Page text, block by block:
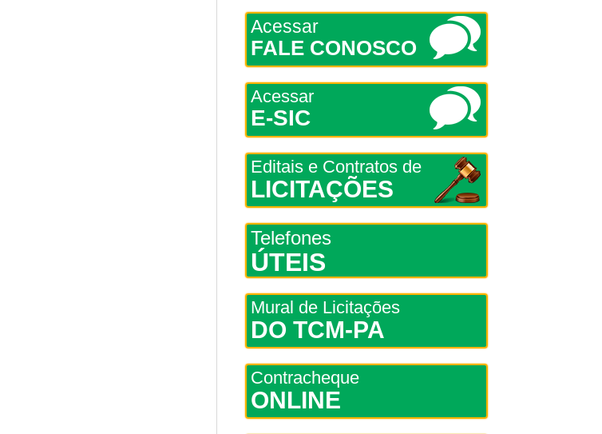
Acessar
FALE CONOSCO
Acessar
E-SIC
Editais e Contratos de
LICITAÇÕES
Telefones
ÚTEIS
Mural de Licitações
DO TCM-PA
Contracheque
ONLINE